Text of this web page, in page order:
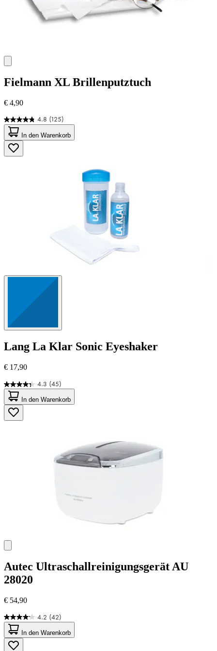
Fielmann XL Brillenputztuch
€ 4,90
4.8 (125)
4.8
von
5
Sternen.
125
In den Warenkorb
Lang La Klar Sonic Eyeshaker
€ 17,90
4.3 (45)
4.3
von
5
Sternen.
45
In den Warenkorb
Autec Ultraschallreinigungsgerät AU
28020
€ 54,90
4.2 (42)
4.2
von
5
Sternen.
In den Warenkorb